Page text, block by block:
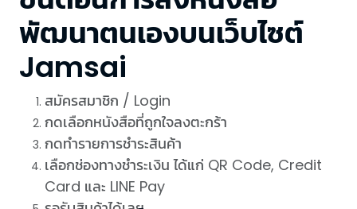
พัฒนาตนเองบนเว็บไซต์
Jamsai
สมัครสมาชิก / Login
กดเลือกหนังสือที่ถูกใจลงตะกร้า
กดทำรายการชำระสินค้า
เลือกช่องทางชำระเงิน ได้แก่ QR Code, Credit
Card และ LINE Pay